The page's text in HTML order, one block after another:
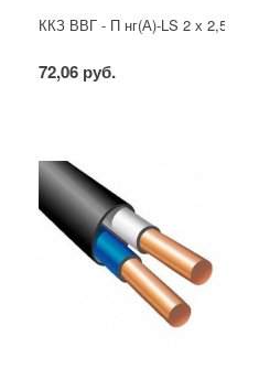
ККЗ ВВГ - П нг(А)-LS 2 х 2,5 ГОСТ
72,06 руб.